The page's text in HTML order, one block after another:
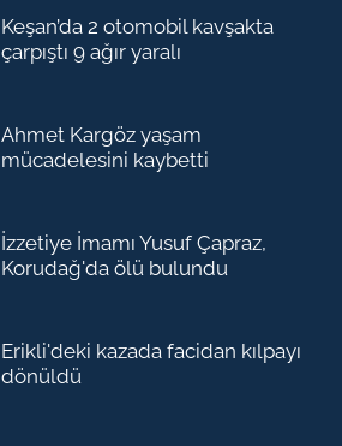
Keşan’da 2 otomobil kavşakta
çarpıştı 9 ağır yaralı
Ahmet Kargöz yaşam
mücadelesini kaybetti
İzzetiye İmamı Yusuf Çapraz,
Korudağ'da ölü bulundu
Erikli'deki kazada facidan kılpayı
dönüldü